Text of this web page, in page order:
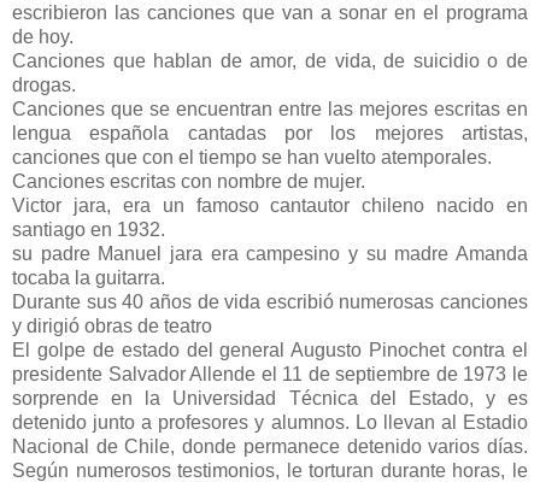
escribieron las canciones que van a sonar en el programa
de hoy.
Canciones que hablan de amor, de vida, de suicidio o de
drogas.
Canciones que se encuentran entre las mejores escritas en
lengua española cantadas por los mejores artistas,
canciones que con el tiempo se han vuelto atemporales.
Canciones escritas con nombre de mujer.
Victor jara, era un famoso cantautor chileno nacido en
santiago en 1932.
su padre Manuel jara era campesino y su madre Amanda
tocaba la guitarra.
Durante sus 40 años de vida escribió numerosas canciones
y dirigió obras de teatro
El golpe de estado del general Augusto Pinochet contra el
presidente Salvador Allende el 11 de septiembre de 1973 le
sorprende en la Universidad Técnica del Estado, y es
detenido junto a profesores y alumnos. Lo llevan al Estadio
Nacional de Chile, donde permanece detenido varios días.
Según numerosos testimonios, le torturan durante horas, le